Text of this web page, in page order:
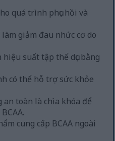
quá trình phục hồi và
làm giảm đau nhức cơ do
suất tập thể dục bằng
có thể hỗ trợ sức khỏe
toàn là chìa khóa để
cung cấp BCAA ngoài